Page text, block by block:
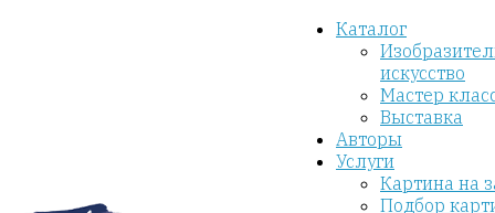
Каталог
искусство
Мастер
Выставка
Авторы
Услуги
Картина на
Подбор